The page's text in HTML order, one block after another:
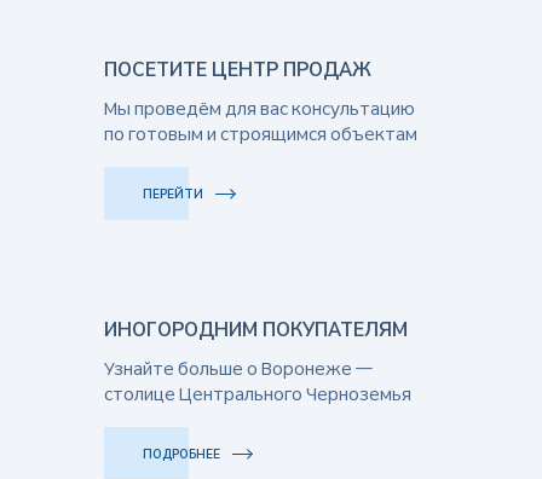
ПОСЕТИТЕ ЦЕНТР ПРОДАЖ
Мы проведём для вас консультацию
по готовым и строящимся объектам
ПЕРЕЙТИ
ИНОГОРОДНИМ ПОКУПАТЕЛЯМ
Узнайте больше о Воронеже —
столице Центрального Черноземья
ПОДРОБНЕЕ